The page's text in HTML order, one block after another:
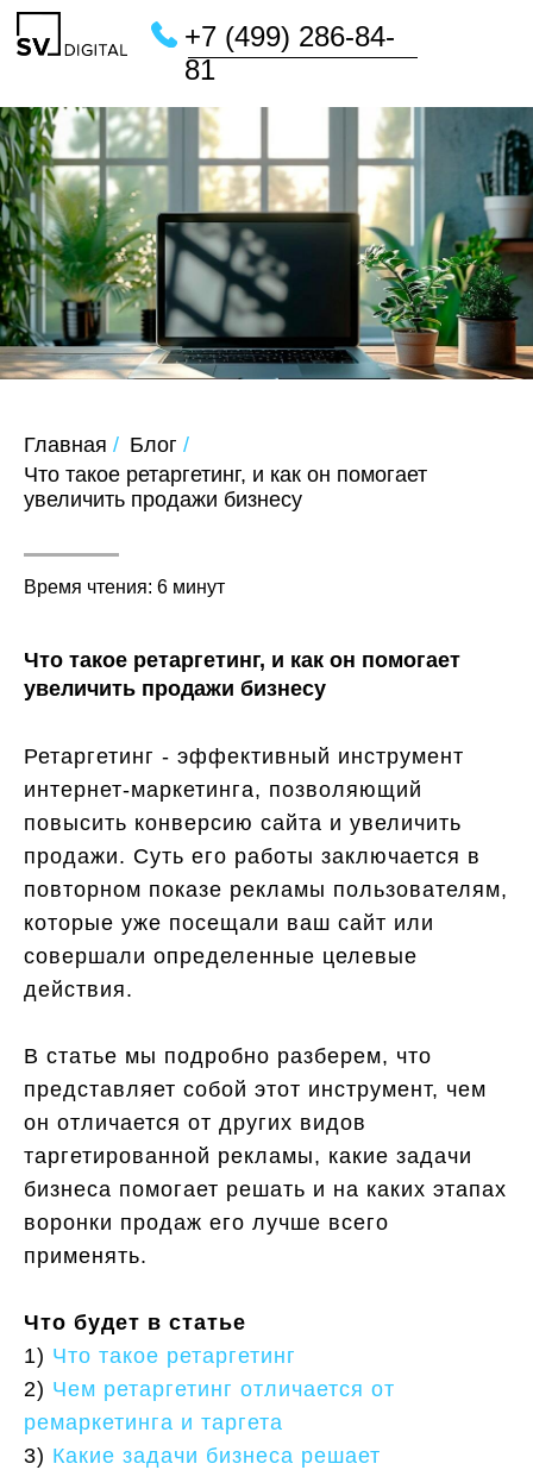
+7 (499) 286-84-
Главная / Блог /
Что такое ретаргетинг, и как он помогает
увеличить продажи бизнесу
Время чтения: 6 минут
Что такое ретаргетинг, и как он помогает
увеличить продажи бизнесу
Ретаргетинг - эффективный инструмент
интернет-маркетинга, позволяющий
повысить конверсию сайта и увеличить
продажи. Суть его работы заключается в
повторном показе рекламы пользователям,
которые уже посещали ваш сайт или
совершали определенные целевые
действия.
В статье мы подробно разберем, что
представляет собой этот инструмент, чем
он отличается от других видов
таргетированной рекламы, какие задачи
бизнеса помогает решать и на каких этапах
воронки продаж его лучше всего
применять.
Что будет в статье
1) Что такое ретаргетинг
2) Чем ретаргетинг отличается от
ремаркетинга и таргета
3) Какие задачи бизнеса решает